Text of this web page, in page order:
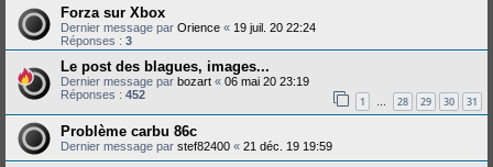
Forza sur Xbox
Dernier message par Orience « 19 juil. 20 22:24
Réponses : 3
Le post des blagues, images...
Dernier message par bozart « 06 mai 20 23:19
Réponses : 452 1 … 28 29 30 31
Problème carbu 86c
Dernier message par stef82400 « 21 déc. 19 19:59